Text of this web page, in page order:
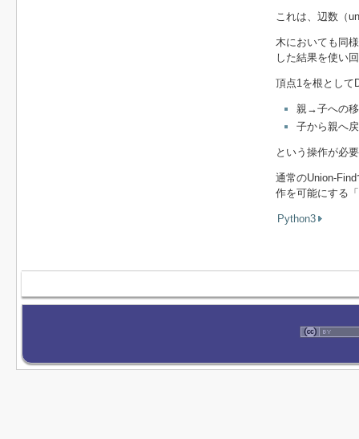
これは、辺数（
木においても同
した結果を使い
頂点1を根として
親→子への
子から親へ
という操作が必
通常のUnion-
作を可能にする
Python3